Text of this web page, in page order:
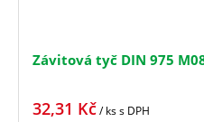
Závitová tyč DIN 975
32,31 Kč/ kss DPH